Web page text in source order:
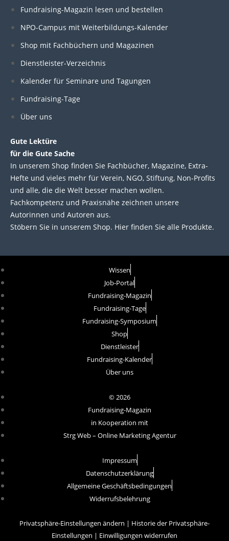
d
n
o
k
e
r
b
Fundraising-Magazin lesen und bestellen
NPO-Campus mit Weiterbildungs-Kalender
Shop mit Fachbüchern und Magazinen
Dienstleister-Verzeichnis
Kalender für Seminare und Tagungen
Fundraising-Tage
Über uns
Gute Lektüre
für die Gute Sache
In unserem Shop finden Sie Fachbücher, Magazine, Extra-
Hefte und vieles mehr für Verein, NGO, Stiftung, Non-Profits
und alle, die die Welt besser machen wollen.
Fachkompetenz und Praxisnähe zeichnen unsere
Autorinnen und Autoren aus.
Stöbern Sie in unserem Shop. Hier finden Sie alle Produkte.
Wissen
Job-Portal
Fundraising-Magazin
Fundraising-Tage
Fundraising-Symposium
Shop
Dienstleister
Fundraising-Kalender
Über uns
© 2026
Fundraising-Magazin
in Kooperation mit
Strg Web – Online Marketing Agentur
Impressum
Datenschutzerklärung
Allgemeine Geschäftsbedingungen
Widerrufsbelehrung
Privatsphäre-Einstellungen ändern | Historie der Privatsphäre-
Einstellungen | Einwilligungen widerrufen